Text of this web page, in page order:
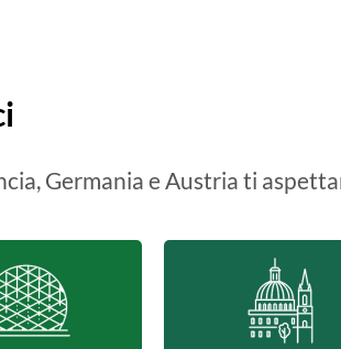
Germania e Austria ti